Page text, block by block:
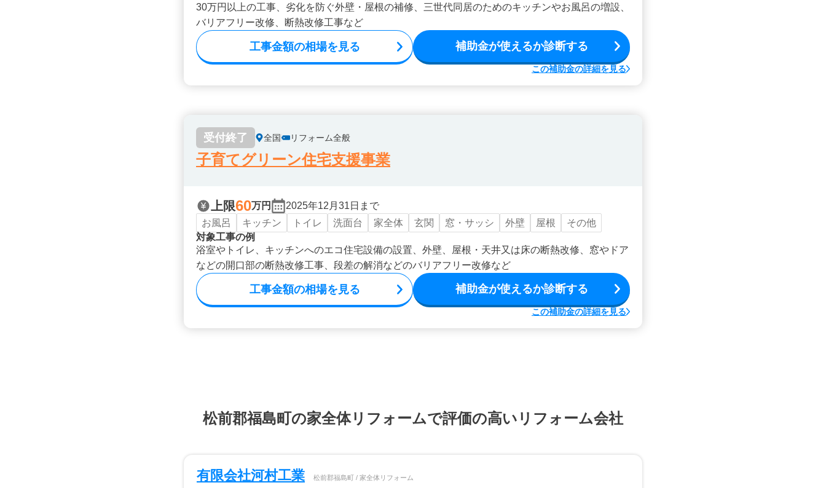
30万円以上の工事、劣化を防ぐ外壁・屋根の補修、三世代同居のためのキッチンやお風呂の増設、
バリアフリー改修、断熱改修工事など
工事金額の相場を見る 補助金が使えるか診断する
この補助金の詳細を見る
受付終了 全国 リフォーム全般
子育てグリーン住宅支援事業
上限60万円
2025年12月31日まで
お風呂
キッチン トイレ 洗面台 家全体 玄関 窓・サッシ 外壁 屋根
その他
対象工事の例
浴室やトイレ、キッチンへのエコ住宅設備の設置、外壁、屋根・天井又は床の断熱改修、窓やドア
などの開口部の断熱改修工事、段差の解消などのバリアフリー改修など
工事金額の相場を見る 補助金が使えるか診断する
この補助金の詳細を見る
松前郡福島町の家全体リフォームで評価の高いリフォーム会社
有限会社河村工業 松前郡福島町 / 家全体リフォーム